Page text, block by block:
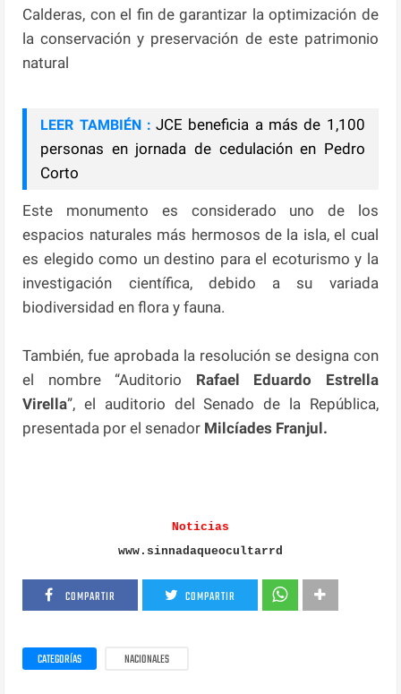
Calderas, con el fin de garantizar la optimización de
la conservación y preservación de este patrimonio
natural
LEER TAMBIÉN : JCE beneficia a más de 1,100
personas en jornada de cedulación en Pedro
Corto
Este monumento es considerado uno de los
espacios naturales más hermosos de la isla, el cual
es elegido como un destino para el ecoturismo y la
investigación científica, debido a su variada
biodiversidad en flora y fauna.
También, fue aprobada la resolución se designa con
el nombre “Auditorio Rafael Eduardo Estrella
Virella”, el auditorio del Senado de la República,
presentada por el senador Milcíades Franjul.
Noticias
www.sinnadaqueocultarrd
COMPARTIR COMPARTIR
CATEGORÍAS NACIONALES